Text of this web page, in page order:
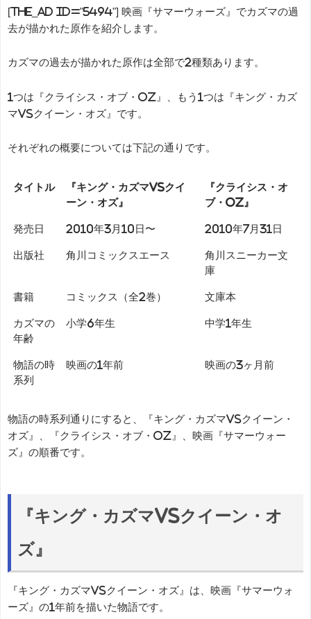
[the_ad id="5494"] 映画『サマーウォーズ』でカズマの過
去が描かれた原作を紹介します。
カズマの過去が描かれた原作は全部で2種類あります。
1つは『クライシス・オブ・OZ』、もう1つは『キング・カズ
マvsクイーン・オズ』です。
それぞれの概要については下記の通りです。
タイトル
『キング・カズマvsクイ
ーン・オズ』
『クライシス・オ
ブ・OZ』
発売日 2010年3月10日〜 2010年7月31日
出版社 角川コミックスエース
角川スニーカー文
庫
書籍 コミックス（全2巻） 文庫本
カズマの
年齢
小学6年生 中学1年生
物語の時
系列
映画の1年前 映画の3ヶ月前
物語の時系列通りにすると、『キング・カズマvsクイーン・
オズ』、『クライシス・オブ・OZ』、映画『サマーウォー
ズ』の順番です。
『キング・カズマvsクイーン・オ
ズ』
『キング・カズマvsクイーン・オズ』は、映画『サマーウォ
ーズ』の1年前を描いた物語です。